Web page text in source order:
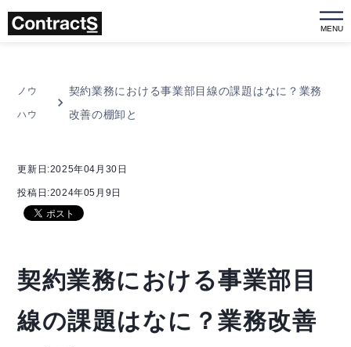
MENU
ノウ
ハウ
契約業務における事業部目線の課題はなに？業務
改善の棚卸と
更新日:2025年04月30日
投稿日:2024年05月9日
契約業務における事業部目
線の課題はなに？業務改善